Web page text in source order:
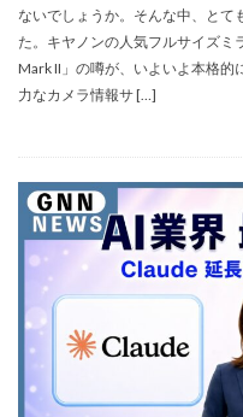
ないでしょうか。そんな中、とて
た。キヤノンの人気フルサイズミ
Mark II」の噂が、いよいよ本格的
力なカメラ情報サ […]
appleglasses
AppleWatch11
Appleイベント
Apple最新情報
ARグラス
Beats by
Beats tour v2
Beats
Canon EOS R1
CES
CES 2026
coolpix P1100
CPプ
DJI FLIP
DJI Matrice